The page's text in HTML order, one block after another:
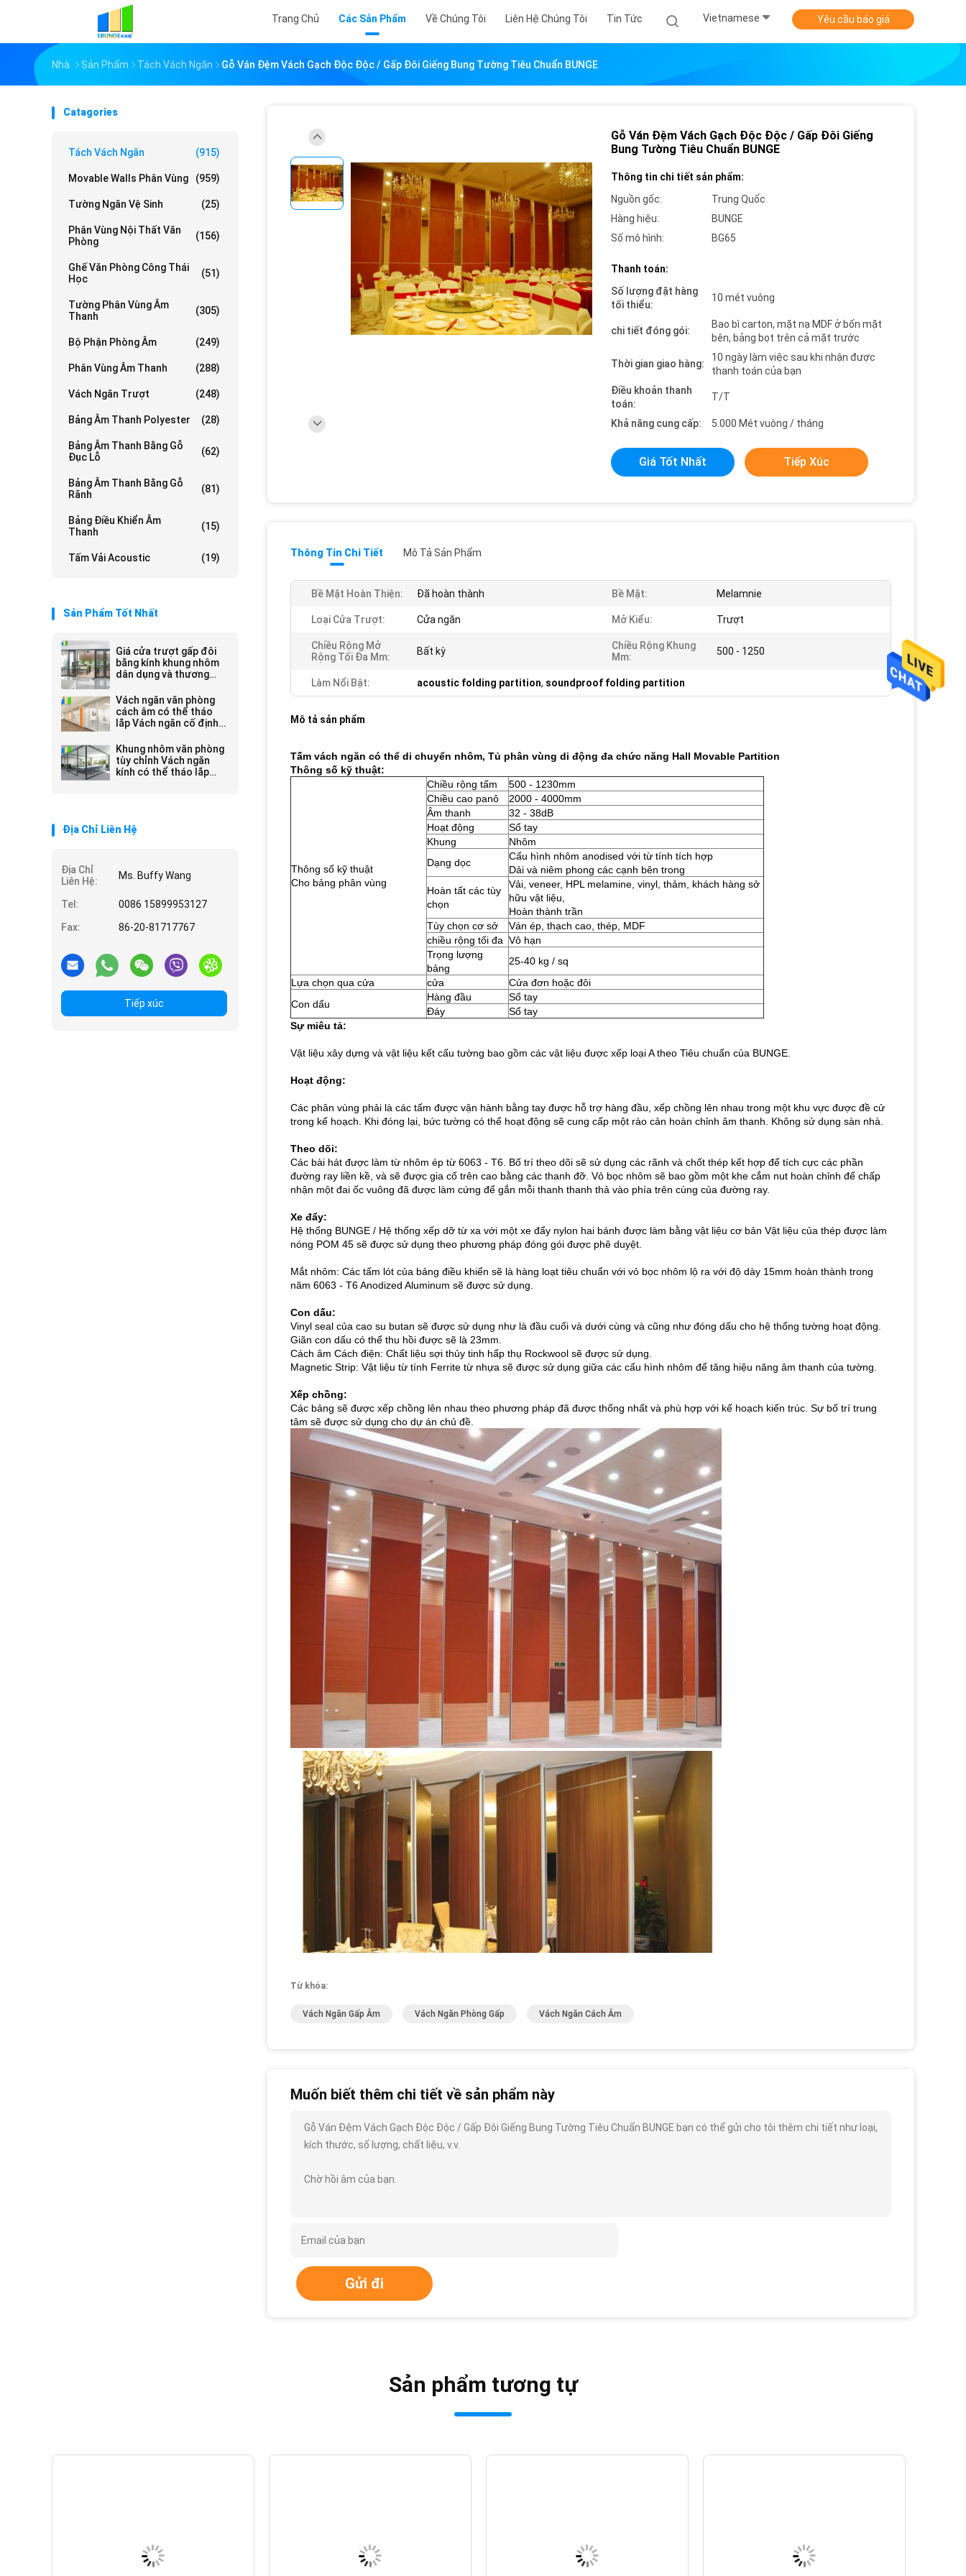
Trang Chủ Các Sản Phẩm Về Chúng Tôi Liên Hệ Chúng Tôi Tin Tức Vietnamese Yêu cầu báo giá
Nhà Sản Phẩm Tách Vách Ngăn Gỗ Ván Đệm Vách Gạch Độc Độc / Gấp Đôi Giếng Bung Tường Tiêu Chuẩn BUNGE
Catagories
Tách Vách Ngăn (915)
Movable Walls Phân Vùng (959)
Tường Ngăn Vệ Sinh (25)
Phân Vùng Nội Thất Văn
Phòng
(156)
Ghế Văn Phòng Công Thái
Học
(51)
Tường Phân Vùng Âm
Thanh
(305)
Bộ Phận Phòng Âm (249)
Phân Vùng Âm Thanh (288)
Vách Ngăn Trượt (248)
Bảng Âm Thanh Polyester (28)
Bảng Âm Thanh Bằng Gỗ
Đục Lỗ
(62)
Bảng Âm Thanh Bằng Gỗ
Rãnh
(81)
Bảng Điều Khiển Âm
Thanh
(15)
Tấm Vải Acoustic (19)
Sản Phẩm Tốt Nhất
Giá cửa trượt gấp đôi
bằng kính khung nhôm
dân dụng và thương
Vách ngăn văn phòng
cách âm có thể tháo
lắp Vách ngăn cố định
nhôm
Khung nhôm văn phòng
tùy chỉnh Vách ngăn
kính có thể tháo lắp
Địa Chỉ Liên Hệ
Địa Chỉ
Liên Hệ:
Ms. Buffy Wang
Tel:
0086 15899953127
Fax:
86-20-81717767
Tiếp xúc
Gỗ Ván Đệm Vách Gạch Độc Độc / Gấp Đôi Giếng
Bung Tường Tiêu Chuẩn BUNGE
Thông tin chi tiết sản phẩm:
Nguồn gốc:
Trung Quốc
Hàng hiệu:
BUNGE
Số mô hình:
BG65
Thanh toán:
Số lượng đặt hàng
tối thiểu:
10 mét vuông
chi tiết đóng gói:
Bao bì carton, mặt nạ MDF ở bốn mặt
bên, bảng bọt trên cả mặt trước
Thời gian giao hàng:
10 ngày làm việc sau khi nhận được
thanh toán của bạn
Điều khoản thanh
toán:
T/T
Khả năng cung cấp: 5.000 Mét vuông / tháng
Giá Tốt Nhất Tiếp Xúc
Thông Tin Chi Tiết Mô Tả Sản Phẩm
Bề Mặt Hoàn Thiện: Đã hoàn thành Bề Mặt: Melamnie
Loại Cửa Trượt: Cửa ngăn Mở Kiểu: Trượt
Chiều Rộng Mở
Rộng Tối Đa Mm:
Bất kỳ
Chiều Rộng Khung
Mm:
500 - 1250
Làm Nổi Bật: acoustic folding partition, soundproof folding partition
Mô tả sản phẩm
Tấm vách ngăn có thể di chuyển nhôm, Tủ phân vùng di động đa chức năng Hall Movable Partition
Thông số kỹ thuật:
Thông số kỹ thuật
Cho bảng phân vùng
Chiều rộng tấm
500 - 1230mm
Chiều cao panô
2000 - 4000mm
Âm thanh
32 - 38dB
Hoạt động
Sổ tay
Khung
Nhôm
Dạng dọc
Cấu hình nhôm anodised với từ tính tích hợp
Dải và niêm phong các cạnh bên trong
Hoàn tất các tùy
chọn
Vải, veneer, HPL melamine, vinyl, thảm, khách hàng sở
hữu vật liệu,
Hoàn thành trần
Tùy chọn cơ sở
Ván ép, thạch cao, thép, MDF
chiều rộng tối đa Vô hạn
Trọng lượng
bảng
25-40 kg / sq
Lựa chọn qua cửa
cửa
Cửa đơn hoặc đôi
Con dấu
Hàng đầu
Sổ tay
Đáy
Sổ tay
Sự miêu tả:
Vật liệu xây dựng và vật liệu kết cấu tường bao gồm các vật liệu được xếp loại A theo Tiêu chuẩn của BUNGE.
Hoạt động:
Các phân vùng phải là các tấm được vận hành bằng tay được hỗ trợ hàng đầu, xếp chồng lên nhau trong một khu vực được đề cử
trong kế hoạch.
Khi đóng lại, bức tường có thể hoạt động sẽ cung cấp một rào cản hoàn chỉnh âm thanh. Không sử dụng sàn nhà.
Theo dõi:
Các bài hát được làm từ nhôm ép từ 6063 - T6. Bố trí theo dõi sẽ sử dụng các rãnh và chốt thép kết hợp để tích cực các phần
đường ray liền kề, và sẽ được gia cố trên cao bằng các thanh đỡ. Vỏ bọc nhôm sẽ bao gồm một khe cắm nut hoàn chỉnh để chấp
nhận một đai ốc vuông đã được làm cứng để gắn mỗi thanh thanh thả vào phía trên cùng của đường ray.
Xe đẩy:
Hệ thống BUNGE / Hệ thống xếp dỡ từ xa với một xe đẩy nylon hai bánh được làm bằng vật liệu cơ bản Vật liệu của thép được làm
nóng POM 45 sẽ được sử dụng theo phương pháp đóng gói được phê duyệt.
Mắt nhôm: Các tấm lót của bảng điều khiển sẽ là hàng loạt tiêu chuẩn với vỏ bọc nhôm lộ ra với độ dày 15mm hoàn thành trong
năm 6063 - T6 Anodized Aluminum sẽ được sử dụng.
Con dấu:
Vinyl seal của cao su butan sẽ được sử dụng như là đầu cuối và dưới cùng và cũng như đóng dấu cho hệ thống tường hoạt động.
Giãn con dấu có thể thu hồi được sẽ là 23mm.
Cách âm Cách điện: Chất liệu sợi thủy tinh hấp thụ Rockwool sẽ được sử dụng.
Magnetic Strip: Vật liệu từ tính Ferrite từ nhựa sẽ được sử dụng giữa các cấu hình nhôm để tăng hiệu năng âm thanh của tường.
Xếp chồng:
Các bảng sẽ được xếp chồng lên nhau theo phương pháp đã được thống nhất và phù hợp với kế hoạch kiến ​​trúc. Sự bố trí trung
tâm sẽ được sử dụng cho dự án chủ đề.
Từ khóa:
Vách Ngăn Gấp Âm Vách Ngăn Phòng Gấp Vách Ngăn Cách Âm
Muốn biết thêm chi tiết về sản phẩm này
Gỗ Ván Đệm Vách Gạch Độc Độc / Gấp Đôi Giếng Bung Tường Tiêu Chuẩn BUNGE bạn có thể gửi cho tôi thêm chi tiết như loại,
kích thước, số lượng, chất liệu, v.v.
Chờ hồi âm của bạn.
Gửi đi
Sản phẩm tương tự